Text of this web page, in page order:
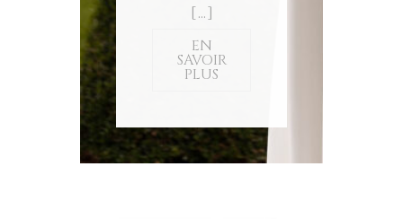
[…]
EN
SAVOIR
PLUS